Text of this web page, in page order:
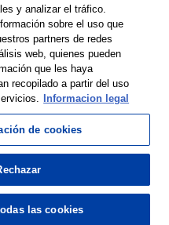
1 to 1 of 1 >
y analizar el tráfico.
sobre el uso que
partners de redes
web, quienes pueden
que les haya
recopilado a partir del uso
Informacion legal
de cookies
las cookies